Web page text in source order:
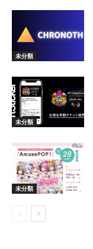
未分類
未分類
未分類